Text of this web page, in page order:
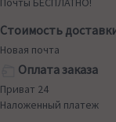
Стоимость
Новая почта
Оплата заказа
Приват 24
Наложенный платеж